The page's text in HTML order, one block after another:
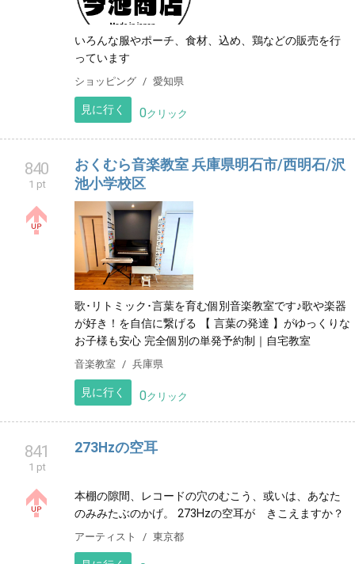
いろんな服やポーチ、食材、込め、鶏などの販売を行
っています
ショッピング 愛知県
見に行く 0クリック
840
1 pt
おくむら音楽教室 兵庫県明石市/西明石/沢
池小学校区
歌･リトミック･言葉を育む個別音楽教室です♪ ​歌や楽器
が好き！を自信に繋げる 【 言葉の発達 】がゆっくりな
お子様も安心 完全個別の単発予約制｜自宅教室
音楽教室 兵庫県
見に行く 0クリック
841
1 pt
273Hzの空耳